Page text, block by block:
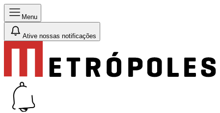
Menu
Ative nossas notificações